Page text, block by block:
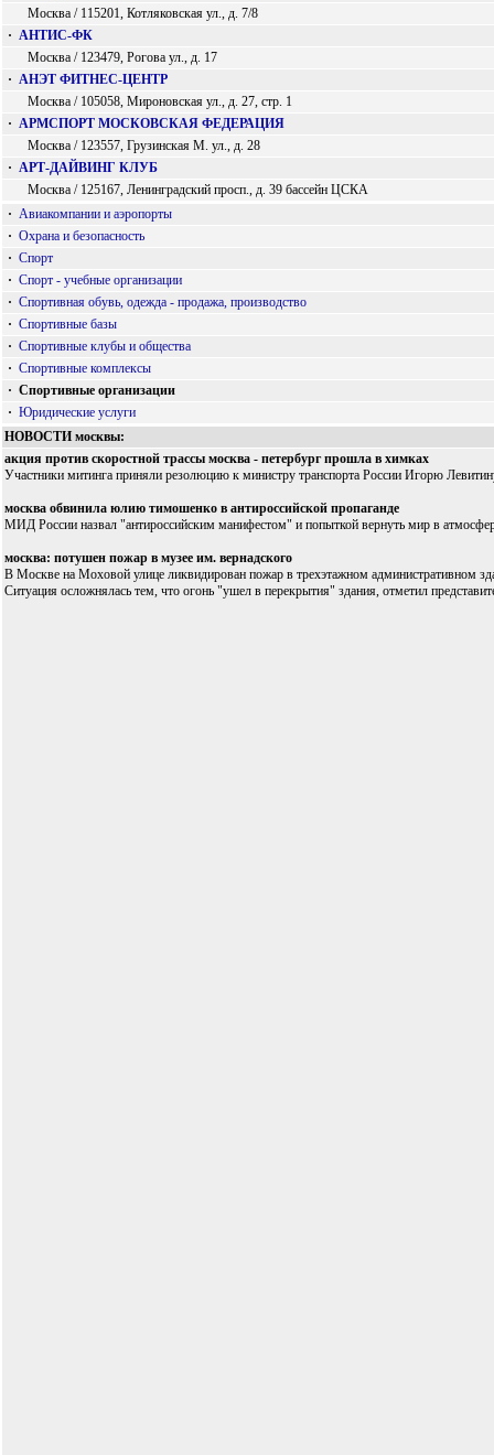
Москва / 115201, Котляковская ул., д. 7/8
· АНТИС-ФК
Москва / 123479, Рогова ул., д. 17
· АНЭТ ФИТНЕС-ЦЕНТР
Москва / 105058, Мироновская ул., д. 27, стр. 1
· АРМСПОРТ МОСКОВСКАЯ ФЕДЕРАЦИЯ
Москва / 123557, Грузинская М. ул., д. 28
· АРТ-ДАЙВИНГ КЛУБ
Москва / 125167, Ленинградский просп., д. 39 бассейн ЦСКА
· Авиакомпании и аэропорты
· Охрана и безопасность
· Спорт
· Спорт - учебные организации
· Спортивная обувь, одежда - продажа, производство
· Спортивные базы
· Спортивные клубы и общества
· Спортивные комплексы
· Спортивные организации
· Юридические услуги
НОВОСТИ москвы:
акция против скоростной трассы москва - петербург прошла в химках
Участники митинга приняли резолюцию к министру транспорта России Игорю
москва обвинила юлию тимошенко в антироссийской пропаганде
МИД России назвал "антироссийским манифестом" и попыткой вернуть мир в
москва: потушен пожар в музее им. вернадского
В Москве на Моховой улице ликвидирован пожар в трехэтажном административном
Ситуация осложнялась тем, что огонь "ушел в перекрытия" здания, отметил